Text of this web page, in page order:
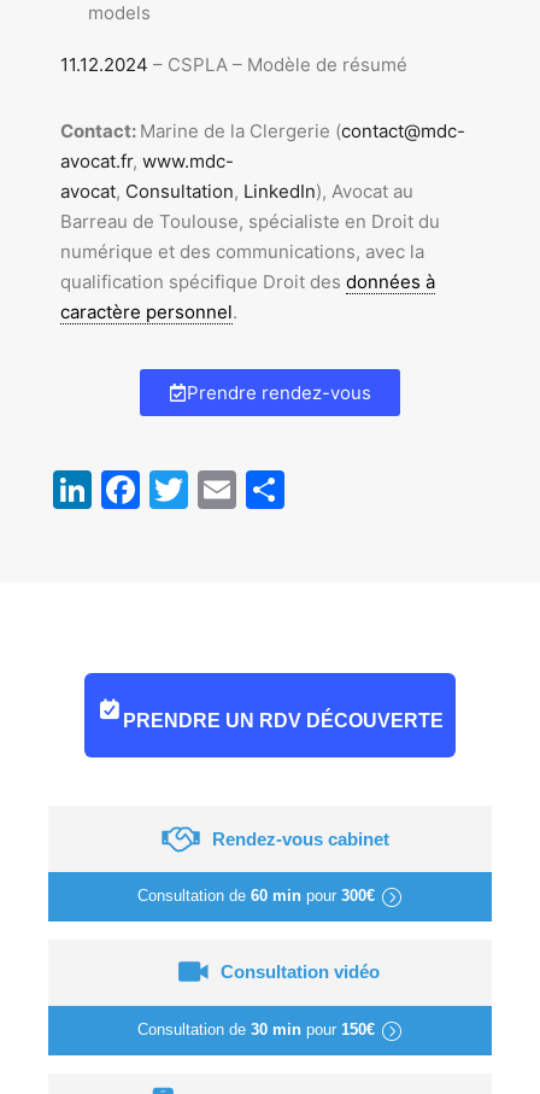
models
11.12.2024 – CSPLA – Modèle de résumé
Contact: Marine de la Clergerie (contact@mdc-
avocat.fr, www.mdc-
avocat, Consultation, LinkedIn), Avocat au
Barreau de Toulouse, spécialiste en Droit du
numérique et des communications, avec la
qualification spécifique Droit des données à
caractère personnel.
Prendre rendez-vous
LinkedIn
Facebook
Twitter
Email
PRENDRE UN RDV DÉCOUVERTE
Rendez-vous cabinet
Consultation de 60 minpour 300€
Consultation vidéo
Consultation de 30 minpour 150€